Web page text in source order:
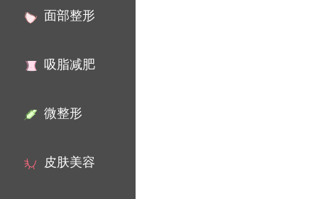
面部整形
吸脂减肥
微整形
皮肤美容